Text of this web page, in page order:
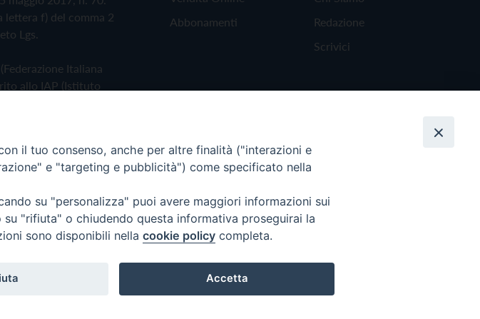
lettera f) del comma 2
Lgs.
Italiana
allo IAP (Istituto
Abbonamenti
Redazione
Scrivici
il tuo consenso, anche per altre finalità ("interazioni e
e "targeting e pubblicità") come specificato nella
su "personalizza" puoi avere maggiori informazioni sui
"rifiuta" o chiudendo questa informativa proseguirai la
sono disponibili nella cookie policy completa.
Accetta